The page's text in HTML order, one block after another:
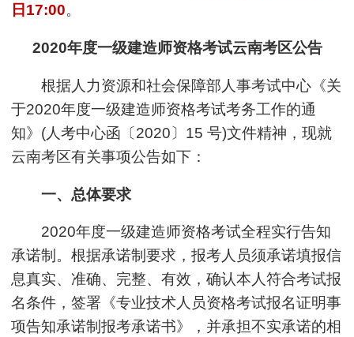
日17:00。
2020年度一级建造师资格考试云南考区公告
根据人力资源和社会保障部人事考试中心《关
于2020年度一级建造师资格考试考务工作的通
知》(人考中心函〔2020〕15 号)文件精神，现就
云南考区有关事项公告如下：
一、总体要求
2020年度一级建造师资格考试全程实行告知
承诺制。根据承诺制要求，报考人员须承诺填报信
息真实、准确、完整、有效，确认本人符合考试报
名条件，签署《专业技术人员资格考试报名证明事
项告知承诺制报考承诺书》，并承担不实承诺的相